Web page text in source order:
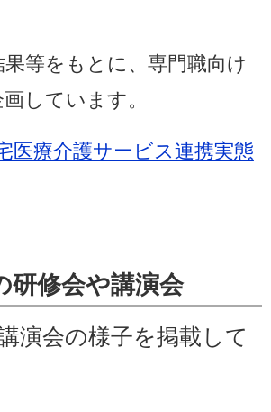
等をもとに、専門職向け
しています。
医療介護サービス連携実態
研修会や講演会
演会の様子を掲載して